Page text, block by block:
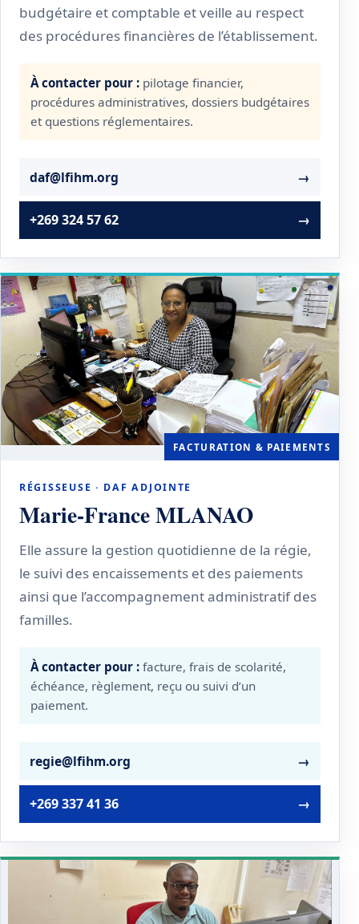
budgétaire et comptable et veille au respect
des procédures financières de l’établissement.
À contacter pour : pilotage financier,
procédures administratives, dossiers budgétaires
et questions réglementaires.
daf@lfihm.org →
+269 324 57 62 →
FACTURATION & PAIEMENTS
RÉGISSEUSE · DAF ADJOINTE
Marie-France MLANAO
Elle assure la gestion quotidienne de la régie,
le suivi des encaissements et des paiements
ainsi que l’accompagnement administratif des
familles.
À contacter pour : facture, frais de scolarité,
échéance, règlement, reçu ou suivi d’un
paiement.
regie@lfihm.org →
+269 337 41 36 →